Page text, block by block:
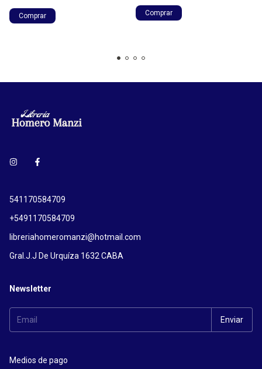
541170584709
+5491170584709
libreriahomeromanzi@hotmail.com
Gral.J.J De Urquíza 1632 CABA
Newsletter
Medios de pago